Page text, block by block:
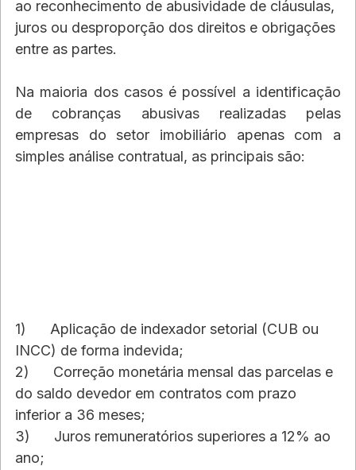
ao reconhecimento de abusividade de cláusulas,
juros ou desproporção dos direitos e obrigações
entre as partes.
Na maioria dos casos é possível a identificação
de cobranças abusivas realizadas pelas
empresas do setor imobiliário apenas com a
simples análise contratual, as principais são:
1)      Aplicação de indexador setorial (CUB ou
INCC) de forma indevida;
2)      Correção monetária mensal das parcelas e
do saldo devedor em contratos com prazo
inferior a 36 meses;
3)      Juros remuneratórios superiores a 12% ao
ano;